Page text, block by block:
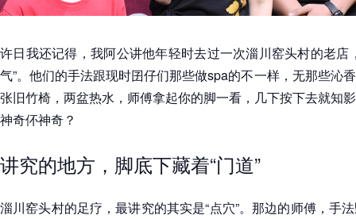
许日我还记得，我阿公讲他年轻时去过一次淄川窑头村的老店
气”。他们的手法跟现时囝仔们那些做spa的不一样，无那些沁
张旧竹椅，两盆热水，师傅拿起你的脚一看，几下按下去就知
神奇伓神奇？
讲究的地方，脚底下藏着“门道”
淄川窑头村的足疗，最讲究的其实是“点穴”。那边的师傅，手